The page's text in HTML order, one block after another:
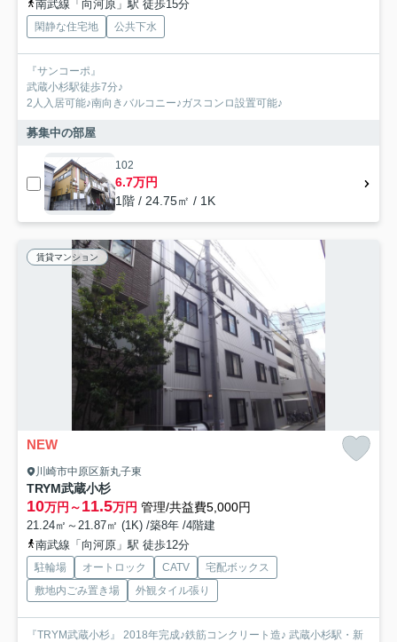
南武線「向河原」駅 徒歩15分
閑静な住宅地 公共下水
『サンコーポ』
武蔵小杉駅徒歩7分♪
2人入居可能♪南向きバルコニー♪ガスコンロ設置可能♪
募集中の部屋
102
6.7万円
1階 / 24.75㎡ / 1K
賃貸マンション
NEW
川崎市中原区新丸子東
TRYM武蔵小杉
10万円～11.5万円 管理/共益費5,000円
21.24㎡～21.87㎡ (1K) /築8年 /4階建
南武線「向河原」駅 徒歩12分
駐輪場 オートロック CATV
宅配ボックス
敷地内ごみ置き場
外観タイル張り
『TRYM武蔵小杉』 2018年完成♪鉄筋コンクリート造♪ 武蔵小杉駅・新